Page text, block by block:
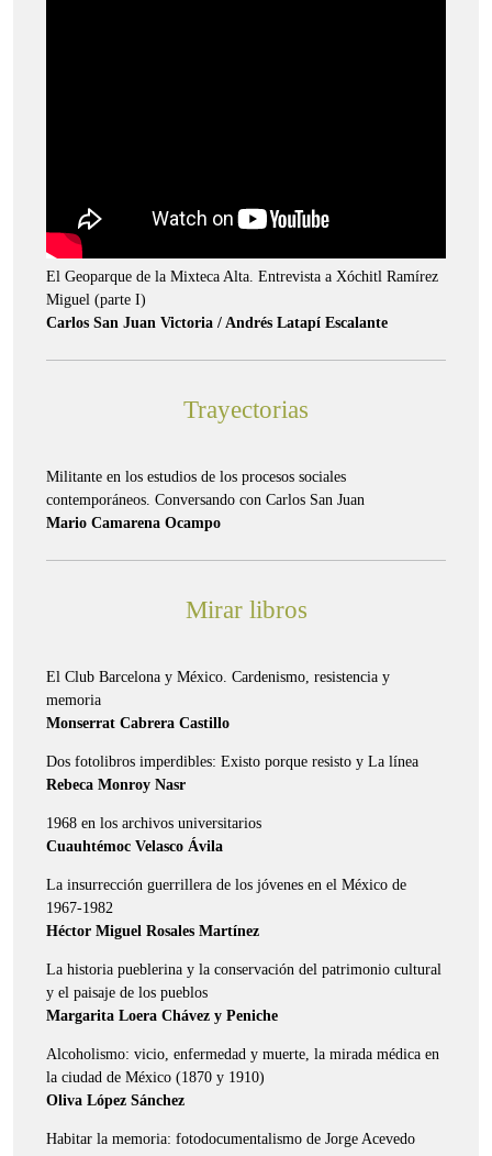
El Geoparque de la Mixteca Alta. Entrevista a Xóchitl Ramírez
Miguel (parte I)
Carlos San Juan Victoria / Andrés Latapí Escalante
Trayectorias
Militante en los estudios de los procesos sociales
contemporáneos. Conversando con Carlos San Juan
Mario Camarena Ocampo
Mirar libros
El Club Barcelona y México. Cardenismo, resistencia y
memoria
Monserrat Cabrera Castillo
Dos fotolibros imperdibles: Existo porque resisto y La línea
Rebeca Monroy Nasr
1968 en los archivos universitarios
Cuauhtémoc Velasco Ávila
La insurrección guerrillera de los jóvenes en el México de
1967-1982
Héctor Miguel Rosales Martínez
La historia pueblerina y la conservación del patrimonio cultural
y el paisaje de los pueblos
Margarita Loera Chávez y Peniche
Alcoholismo: vicio, enfermedad y muerte, la mirada médica en
la ciudad de México (1870 y 1910)
Oliva López Sánchez
Habitar la memoria: fotodocumentalismo de Jorge Acevedo